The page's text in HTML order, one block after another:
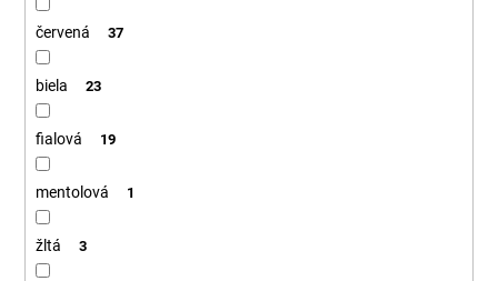
červená 37
biela 23
fialová 19
mentolová 1
žltá 3